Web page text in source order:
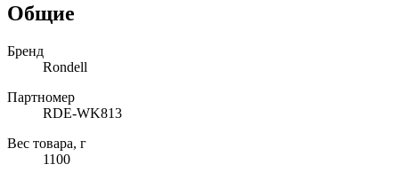
Общие
Бренд
Rondell
Партномер
RDE-WK813
Вес товара, г
1100